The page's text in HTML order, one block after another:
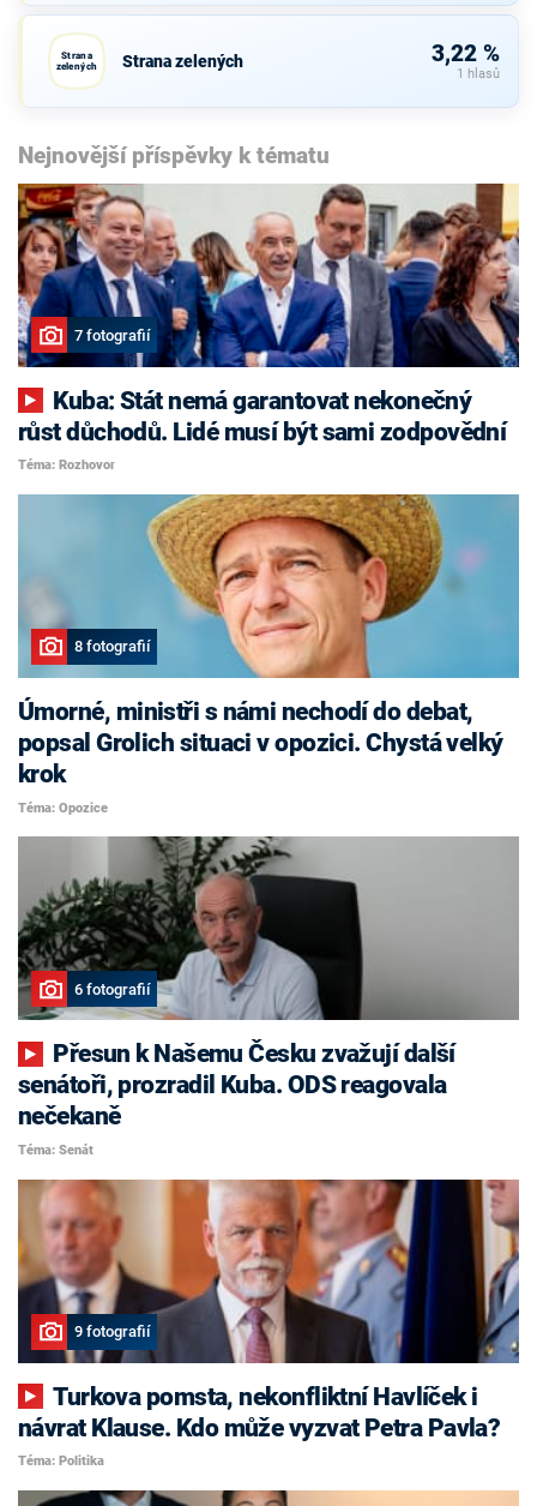
Strana
zelených
Strana zelených 3,22 %
1 hlasů
Nejnovější příspěvky k tématu
7 fotografií
růst důchodů. Lidé musí být sami zodpovědní
Téma: Rozhovor
8 fotografií
Úmorné, ministři s námi nechodí do debat,
popsal Grolich situaci v opozici. Chystá velký
krok
Téma: Opozice
6 fotografií
senátoři, prozradil Kuba. ODS reagovala
nečekaně
Téma: Senát
9 fotografií
Turkova pomsta, nekonfliktní Havlíček i
návrat Klause. Kdo může vyzvat Petra Pavla?
Téma: Politika